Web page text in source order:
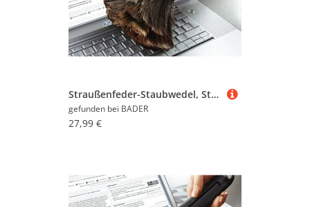
Straußenfeder-Staubwedel, Staubwedel, mittel
gefunden bei BADER
27,99 €